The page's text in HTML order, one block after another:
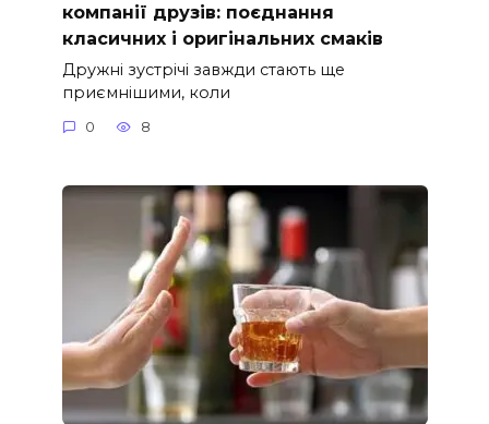
компанії друзів: поєднання
класичних і оригінальних смаків
Дружні зустрічі завжди стають ще
приємнішими, коли
0 8